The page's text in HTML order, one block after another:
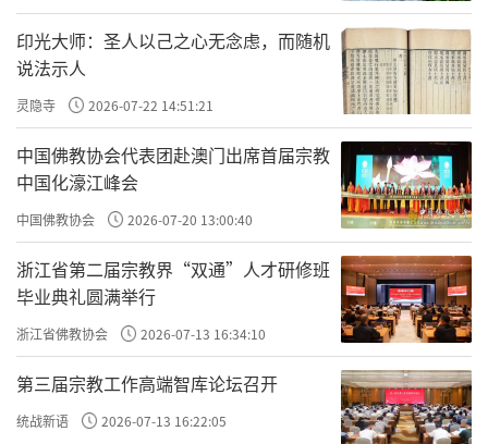
印光大师：圣人以己之心无念虑，而随机
说法示人
灵隐寺 2026-07-22 14:51:21
中国佛教协会代表团赴澳门出席首届宗教
中国化濠江峰会
中国佛教协会 2026-07-20 13:00:40
浙江省第二届宗教界“双通”人才研修班
毕业典礼圆满举行
浙江省佛教协会 2026-07-13 16:34:10
第三届宗教工作高端智库论坛召开
统战新语 2026-07-13 16:22:05